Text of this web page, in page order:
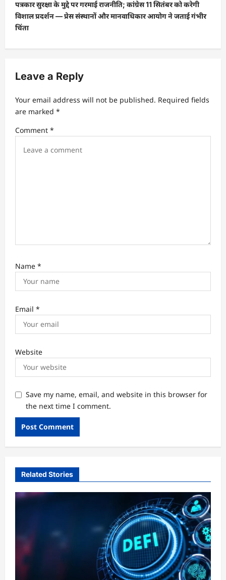
n
a
g
t
i
o
पत्रकार सुरक्षा के मुद्दे पर गरमाई राजनीति; कांग्रेस 11 सितंबर को करेगी
विशाल प्रदर्शन — प्रेस संस्थानों और मानवाधिकार आयोग ने जताई गंभीर
चिंता
Leave a Reply
Your email address will not be published. Required fields
are marked *
Comment *
Name *
Email *
Website
Save my name, email, and website in this browser for
the next time I comment.
Related Stories